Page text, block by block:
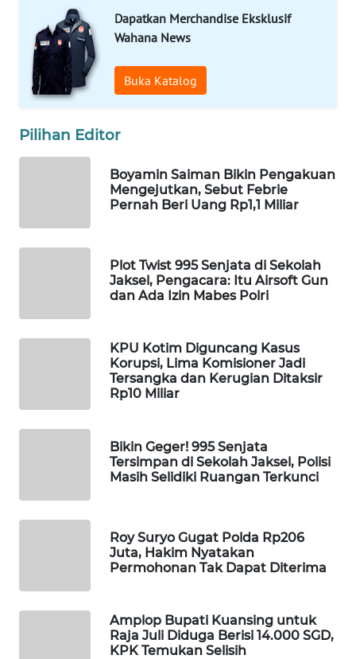
Dapatkan Merchandise Eksklusif
Wahana News
Buka Katalog
Pilihan Editor
Boyamin Saiman Bikin Pengakuan
Mengejutkan, Sebut Febrie
Pernah Beri Uang Rp1,1 Miliar
Plot Twist 995 Senjata di Sekolah
Jaksel, Pengacara: Itu Airsoft Gun
dan Ada Izin Mabes Polri
KPU Kotim Diguncang Kasus
Korupsi, Lima Komisioner Jadi
Tersangka dan Kerugian Ditaksir
Rp10 Miliar
Bikin Geger! 995 Senjata
Tersimpan di Sekolah Jaksel, Polisi
Masih Selidiki Ruangan Terkunci
Roy Suryo Gugat Polda Rp206
Juta, Hakim Nyatakan
Permohonan Tak Dapat Diterima
Amplop Bupati Kuansing untuk
Raja Juli Diduga Berisi 14.000 SGD,
KPK Temukan Selisih
WAHANA
UMKM
WAHANA
SELEB
WAHANA
PERSONA
WAHANA
DESA
WAHANA